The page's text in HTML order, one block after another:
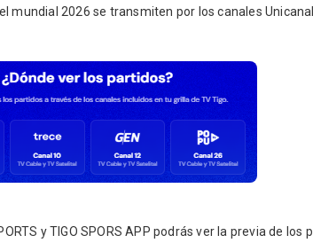
mundial 2026 se transmiten por los canales
y TIGO SPORS APP podrás ver la previa de los